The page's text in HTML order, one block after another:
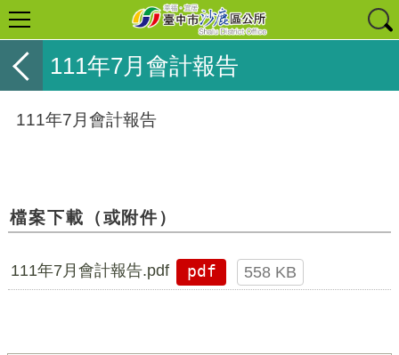
111年7月會計報告
111年7月會計報告
檔案下載（或附件）
111年7月會計報告.pdf pdf 558 KB